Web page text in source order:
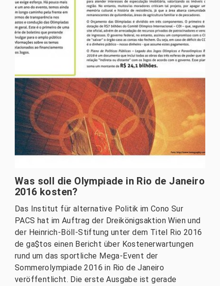
Was soll die Olympiade in Rio de Janeiro
2016 kosten?
Das Institut für alternative Politik im Cono Sur
PACS hat im Auftrag der Dreikönigsaktion Wien und
der Heinrich-Böll-Stiftung unter dem Titel Rio 2016
de ga$tos einen Bericht über Kostenerwartungen
rund um das sportliche Mega-Event der
Sommerolympiade 2016 in Rio de Janeiro
veröffentlicht. Die erste Ausgabe ist gerade